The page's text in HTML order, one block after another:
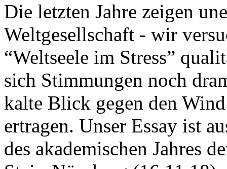
Die letzten Jahre zeigen
Weltgesellschaft - wir
“Weltseele im Stress”
sich Stimmungen noch
kalte Blick gegen den
ertragen. Unser Essay ist
des akademischen Jahres